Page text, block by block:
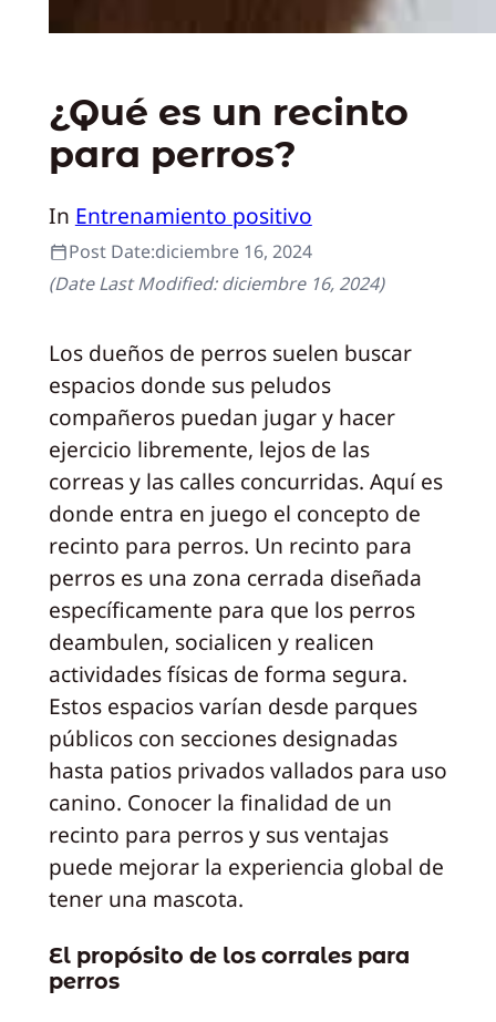
¿Qué es un recinto
para perros?
In Entrenamiento positivo
Post Date:diciembre 16, 2024
(Date Last Modified:diciembre 16, 2024)
Los dueños de perros suelen buscar
espacios donde sus peludos
compañeros puedan jugar y hacer
ejercicio libremente, lejos de las
correas y las calles concurridas. Aquí es
donde entra en juego el concepto de
recinto para perros. Un recinto para
perros es una zona cerrada diseñada
específicamente para que los perros
deambulen, socialicen y realicen
actividades físicas de forma segura.
Estos espacios varían desde parques
públicos con secciones designadas
hasta patios privados vallados para uso
canino. Conocer la finalidad de un
recinto para perros y sus ventajas
puede mejorar la experiencia global de
tener una mascota.
El propósito de los corrales para
perros